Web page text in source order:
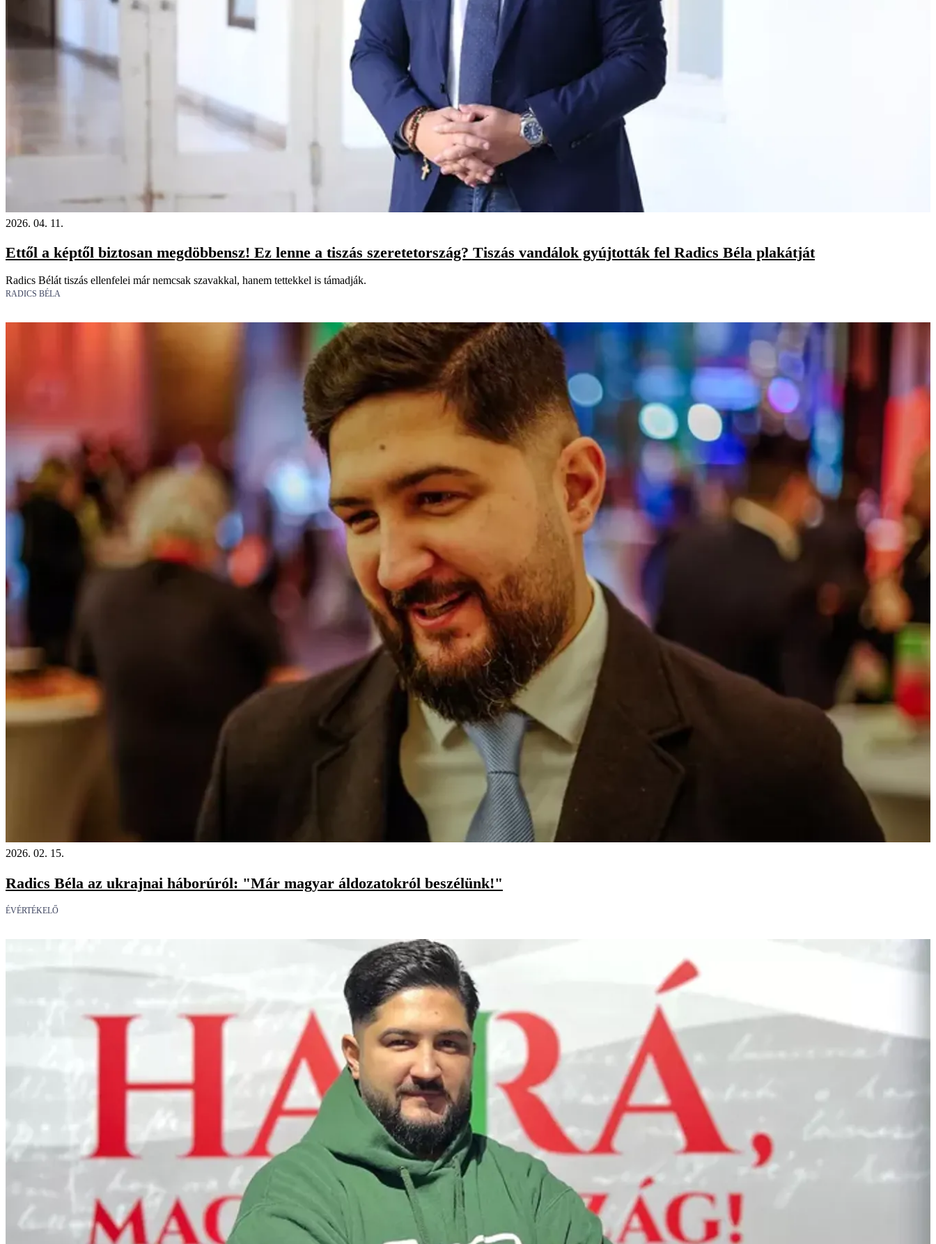
2026. 04. 11.
Ettől a képtől biztosan megdöbbensz! Ez lenne a tiszás szeretetország? Tiszás vandálok gyújtották fel Radics Béla plakátját
Radics Bélát tiszás ellenfelei már nemcsak szavakkal, hanem tettekkel is támadják.
RADICS BÉLA
2026. 02. 15.
Radics Béla az ukrajnai háborúról: "Már magyar áldozatokról beszélünk!"
ÉVÉRTÉKELŐ